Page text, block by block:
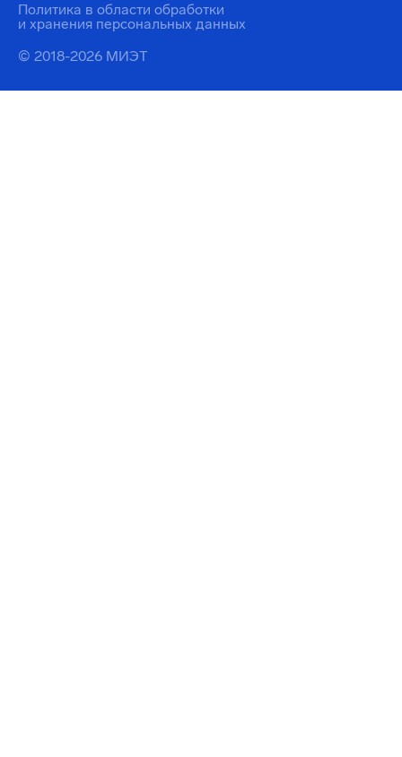
© 2018-2026 МИЭТ
Политика в области обработки
и хранения персональных данных